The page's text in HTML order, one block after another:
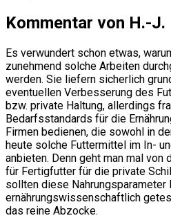
Kommentar von H.-J.
Es verwundert schon etwas,
zunehmend solche Arbeiten
werden. Sie liefern sicherlich
eventuellen Verbesserung des
bzw. private Haltung, allerdings
Bedarfsstandards für die
Firmen bedienen, die sowohl in
heute solche Futtermittel im In-
anbieten. Denn geht man mal von
für Fertigfutter für die private
sollten diese Nahrungsparameter
ernährungswissenschaftlich
das reine Abzocke.